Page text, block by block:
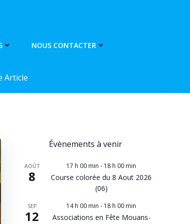
NOUS CONTACTER
Article
Évènements à venir
AOÛT
8
17 h 00 min - 18 h 00 min
Course colorée du 8 Aout 2026
(06)
SEP
12
14 h 00 min - 18 h 00 min
Associations en Fête Mouans-